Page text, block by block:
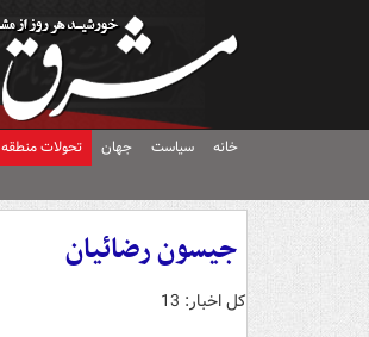
خانه سیاست جهان تحولات منطقه
جیسون رضائیان
کل اخبار: 13